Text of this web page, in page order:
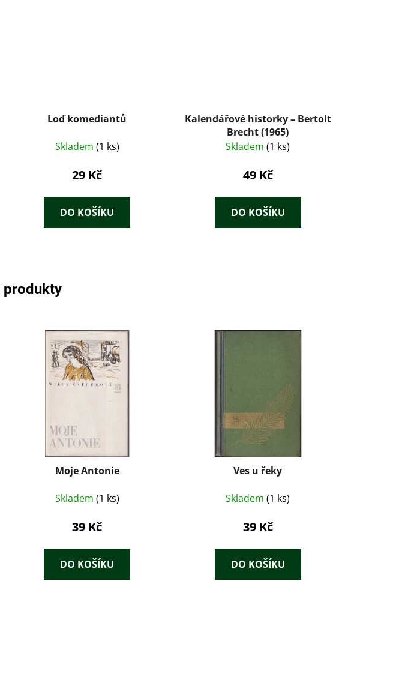
Loď komediantů
Skladem (1 ks)
29 Kč
DO KOŠÍKU
Kalendářové historky – Bertolt
Brecht (1965)
Skladem(1 ks)
49 Kč
DO KOŠÍKU
produkty
Moje Antonie
Skladem (1 ks)
39 Kč
DO KOŠÍKU
Ves u řeky
Skladem(1 ks)
39 Kč
DO KOŠÍKU